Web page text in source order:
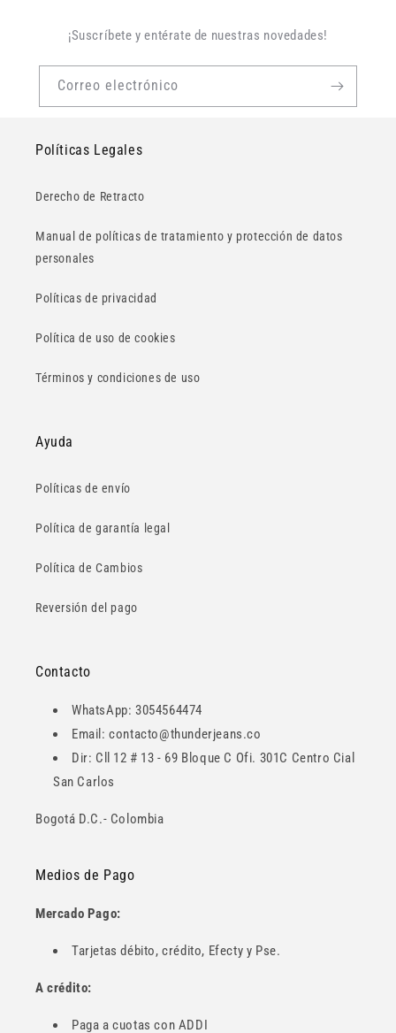
¡Suscríbete y entérate de nuestras novedades!
Correo electrónico
Políticas Legales
Derecho de Retracto
Manual de políticas de tratamiento y protección de datos
personales
Políticas de privacidad
Política de uso de cookies
Términos y condiciones de uso
Ayuda
Políticas de envío
Política de garantía legal
Política de Cambios
Reversión del pago
Contacto
WhatsApp: 3054564474
Email: contacto@thunderjeans.co
Dir: Cll 12 # 13 - 69 Bloque C Ofi. 301C Centro Cial
San Carlos
Bogotá D.C.- Colombia
Medios de Pago
Mercado Pago:
Tarjetas débito, crédito, Efecty y Pse.
A crédito:
Paga a cuotas con ADDI